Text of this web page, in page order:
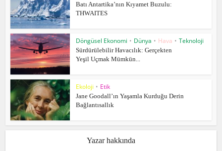
Batı Antartika’nın Kıyamet Buzulu:
THWAITES
Döngüsel Ekonomi • Dünya • Hava • Teknoloji
Sürdürülebilir Havacılık: Gerçekten
Yeşil Uçmak Mümkün...
Ekoloji • Etik
Jane Goodall’ın Yaşamla Kurduğu Derin
Bağlantısallık
Yazar hakkında